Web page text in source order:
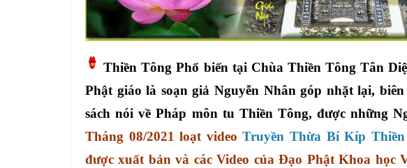
Thiền Tông Phổ biến tại Chùa Thiền Tông Tân
Phật giáo là soạn giả Nguyễn Nhân góp nhặt lại,
sách nói về Pháp môn tu Thiền Tông, được những
Tháng 08/2021 loạt videoTruyền Thừa Bí Kíp Thiền
được xuất bản và các Video của Đạo Phật Khoa học